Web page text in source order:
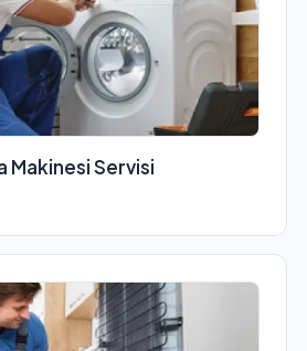
Makinesi Servisi